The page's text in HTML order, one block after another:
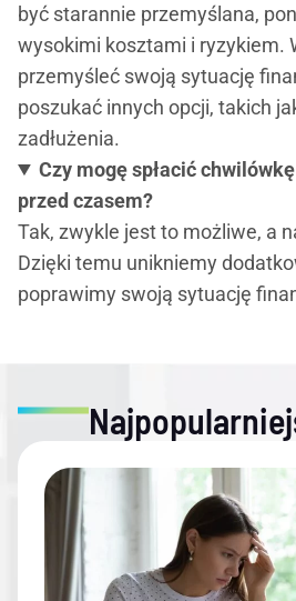
być starannie przemyślana,
wysokimi kosztami i ryzykiem.
przemyśleć swoją sytuację
poszukać innych opcji, takich
zadłużenia.
Czy mogę spłacić
przed czasem?
Tak, zwykle jest to możliwe, a
Dzięki temu unikniemy
poprawimy swoją sytuację